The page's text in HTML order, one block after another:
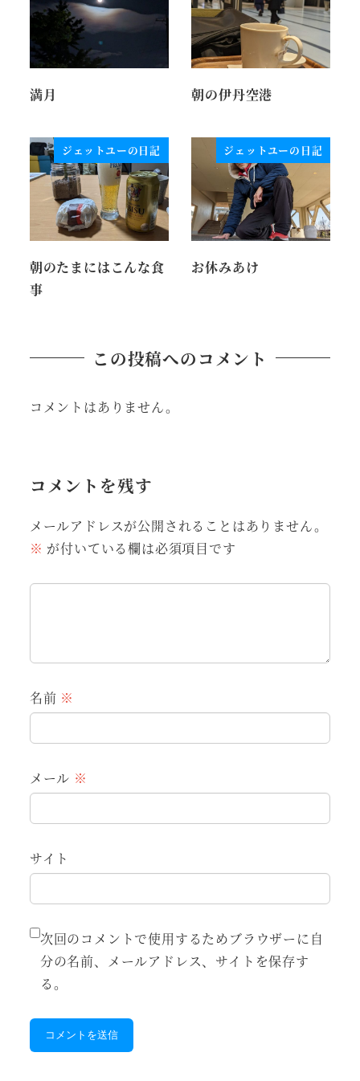
満月 朝の伊丹空港
ジェットユーの日記
朝のたまにはこんな食
事
ジェットユーの日記
お休みあけ
この投稿へのコメント
コメントはありません。
コメントを残す
メールアドレスが公開されることはありません。
※ が付いている欄は必須項目です
名前 ※
メール ※
サイト
次回のコメントで使用するためブラウザーに自
分の名前、メールアドレス、サイトを保存す
る。